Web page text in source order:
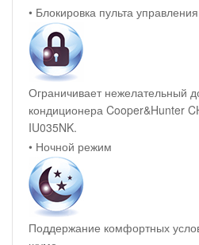
• Блокировка пульта управления
Ограничивает нежелательный
кондиционера Cooper&Hunter
IU035NK.
• Ночной режим
Поддержание комфортных